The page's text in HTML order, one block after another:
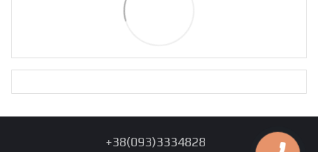
+38(093)3334828